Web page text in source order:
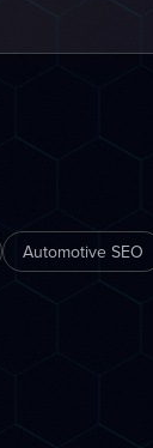
Automotive SEO